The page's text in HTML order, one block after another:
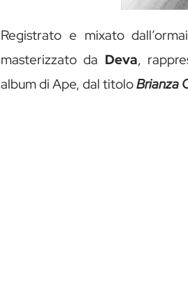
Registrato e mixato
masterizzato da Deva,
album di Ape, dal titoloBrianza